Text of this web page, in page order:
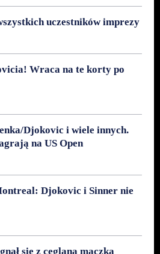
uczestników imprezy
Wraca na te korty po
Djokovic i wiele innych.
na US Open
Djokovic i Sinner nie
się z ceglaną mączką